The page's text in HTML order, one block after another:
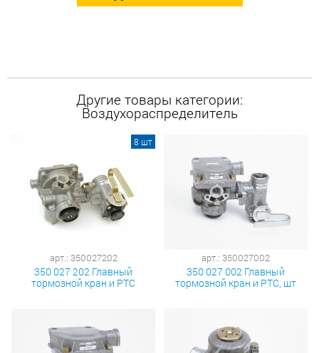
Другие товары категории:
Воздухораспределитель
арт.: 350027202
350 027 202 Главный
тормозной кран и РТС
8 шт
арт.: 350027002
350 027 002 Главный
тормозной кран и РТС, шт